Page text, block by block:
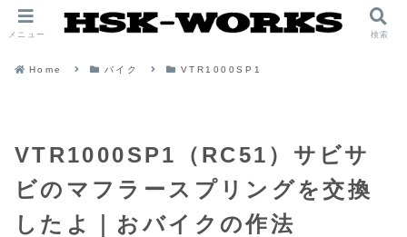
Home バイク VTR1000SP1
VTR1000SP1（RC51）サビサ
ビのマフラースプリングを交換
したよ｜おバイクの作法
メニュー 検索